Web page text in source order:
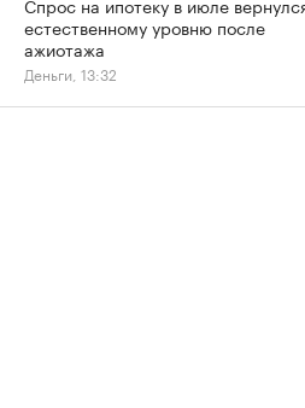
естественному уровню после
ажиотажа
Деньги, 13:32